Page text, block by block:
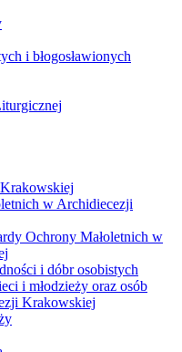
i błogosławionych
w Archidiecezji
Ochrony Małoletnich w
i dóbr osobistych
i młodzieży oraz osób
Krakowskiej